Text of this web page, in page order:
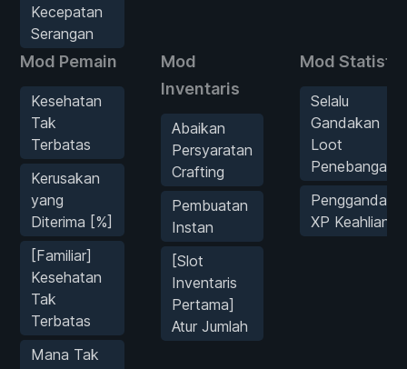
Kecepatan
Serangan
Mod Pemain
Kesehatan
Tak
Terbatas
Kerusakan
yang
Diterima [%]
[Familiar]
Kesehatan
Tak
Terbatas
Mana Tak
Mod
Inventaris
Abaikan
Persyaratan
Crafting
Pembuatan
Instan
[Slot
Inventaris
Pertama]
Atur Jumlah
Mod Statistik
Selalu
Gandakan
Loot
Penebangan
Pengganda
XP Keahlian